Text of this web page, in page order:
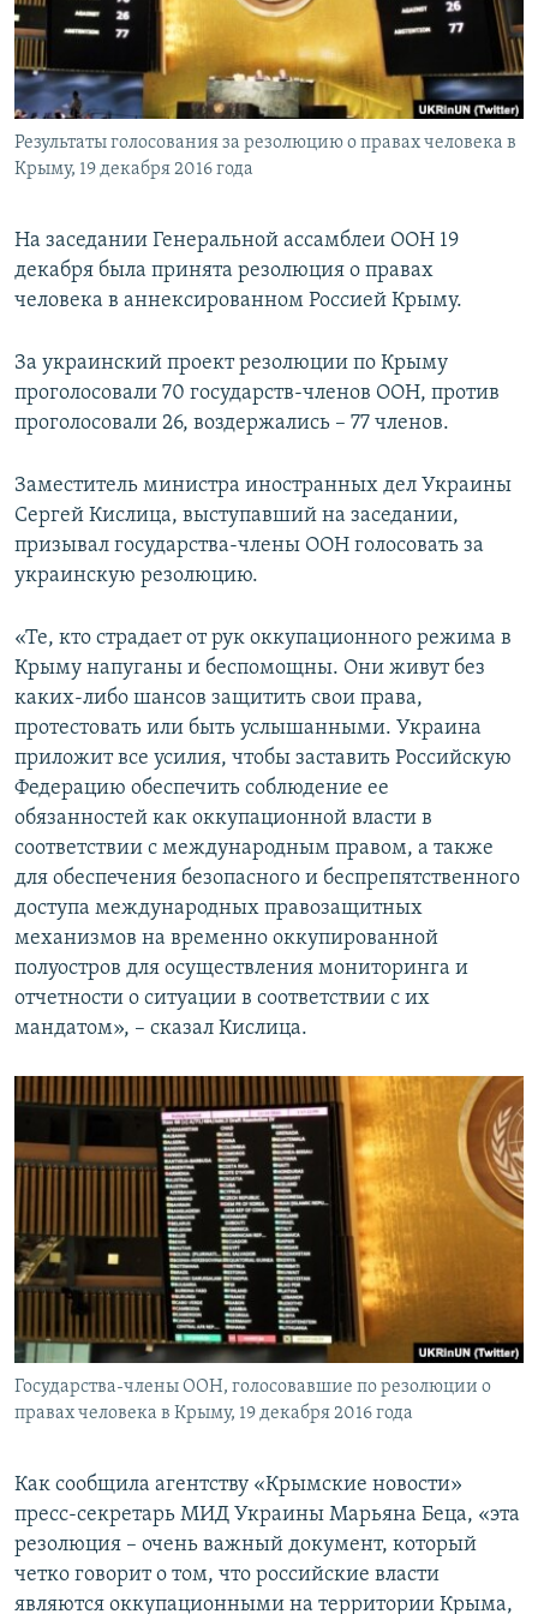
ПОБЕДИТЕЛЕЙ НЕ СУДЯТ?
КРЫМ.НЕПОКОРЕННЫЙ
ELIFBE
УКРАИНСКАЯ ПРОБЛЕМА КРЫМА
ПРИСОЕДИНЯЙТЕСЬ!
Все сайты RFE/RL
Результаты голосования за резолюцию о правах человека в
Крыму, 19 декабря 2016 года
На заседании Генеральной ассамблеи ООН 19
декабря была принята резолюция о правах
человека в аннексированном Россией Крыму.
За украинский проект резолюции по Крыму
проголосовали 70 государств-членов ООН, против
проголосовали 26, воздержались – 77 членов.
Заместитель министра иностранных дел Украины
Сергей Кислица, выступавший на заседании,
призывал государства-члены ООН голосовать за
украинскую резолюцию.
«Те, кто страдает от рук оккупационного режима в
Крыму напуганы и беспомощны. Они живут без
каких-либо шансов защитить свои права,
протестовать или быть услышанными. Украина
приложит все усилия, чтобы заставить Российскую
Федерацию обеспечить соблюдение ее
обязанностей как оккупационной власти в
соответствии с международным правом, а также
для обеспечения безопасного и беспрепятственного
доступа международных правозащитных
механизмов на временно оккупированной
полуостров для осуществления мониторинга и
отчетности о ситуации в соответствии с их
мандатом», – сказал Кислица.
Государства-члены ООН, голосовавшие по резолюции о
правах человека в Крыму, 19 декабря 2016 года
Как сообщила агентству «Крымские новости»
пресс-секретарь МИД Украины Марьяна Беца, «эта
резолюция – очень важный документ, который
четко говорит о том, что российские власти
являются оккупационными на территории Крыма,